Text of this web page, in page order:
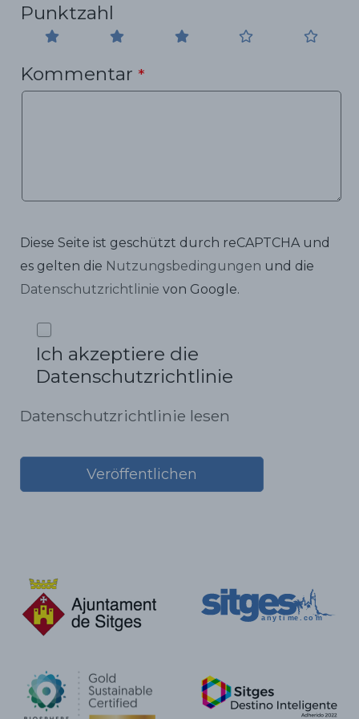
Punktzahl
Kommentar *
Diese Seite ist geschützt durch reCAPTCHA und
es gelten die Nutzungsbedingungen und die
Datenschutzrichtlinie von Google.
Ich akzeptiere die
Datenschutzrichtlinie
Datenschutzrichtlinie lesen